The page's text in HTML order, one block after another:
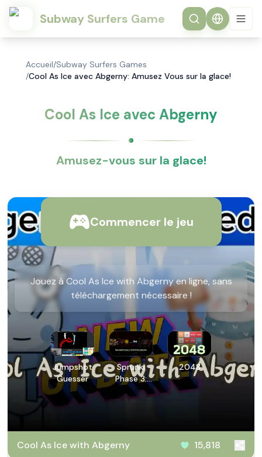
Subway Surfers Game
Accueil/Subway Surfers Games
/Cool As Ice avec Abgerny: Amusez Vous sur la glace!
Cool As Ice avec Abgerny
Amusez-vous sur la glace!
Commencer le jeu
Jouez à Cool As Ice with Abgerny en ligne, sans
téléchargement nécessaire !
Jumpshot
Guesser
Sprunki
Phase 3:
Definitive
Retake
2048
Cool As Ice with Abgerny 15,818